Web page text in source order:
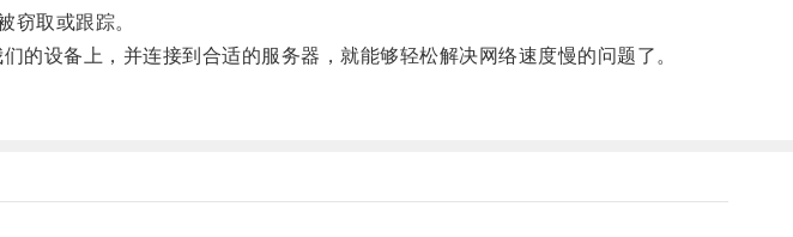
取或跟踪。
设备上，并连接到合适的服务器，就能够轻松解决网络速度慢的问题了。